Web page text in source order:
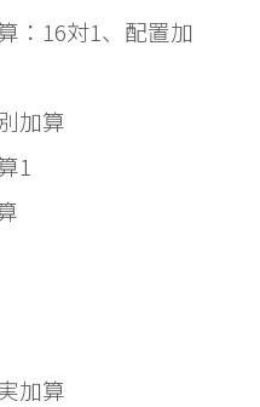
：16対1、配置加
加算